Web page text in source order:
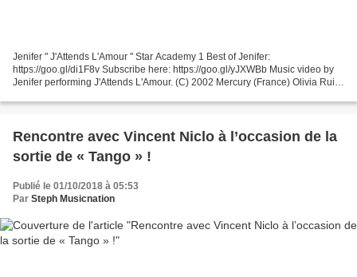
Jenifer " J'Attends L'Amour " Star Academy 1 Best of Jenifer:
https://goo.gl/di1F8v Subscribe here: https://goo.gl/yJXWBb Music video by
Jenifer performing J'Attends L'Amour. (C) 2002 Mercury (France) Olivia Ruiz
Rencontre avec Vincent Niclo à l’occasion de la
sortie de « Tango » !
Publié le 01/10/2018 à 05:53
Par Steph Musicnation